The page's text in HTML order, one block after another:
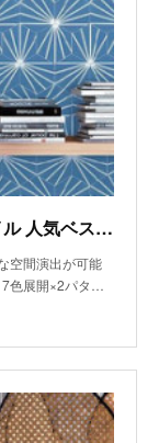
《5社別 売れ筋ランキング》壁タイル 人気ベスト3～ボウクス
空間演出が可能
7色展開×2パタ…